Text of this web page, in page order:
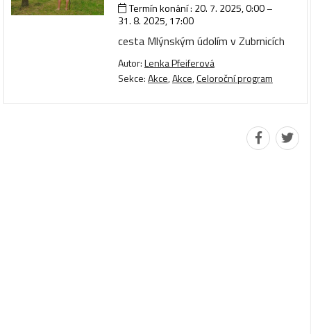
Termín konání : 20. 7. 2025, 0:00–
31. 8. 2025, 17:00
cesta Mlýnským údolím v Zubrnicích
Autor:Lenka Pfeiferová
Sekce:Akce,Akce,Celoroční program